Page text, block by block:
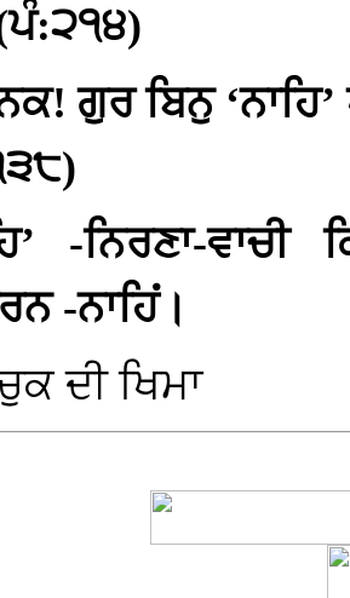
(ਪੰ:੨੧੪)
ਗੁਰ ਬਿਨੁ
-ਨਿਰਣਾ-
-ਨਾਹਿਂ।
ਦੀ ਖਿਮਾ